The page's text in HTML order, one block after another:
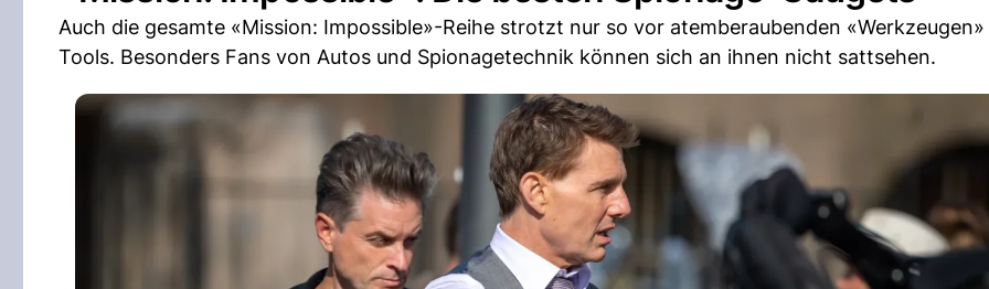
Auch die gesamte «Mission: Impossible»-Reihe strotzt nur so vor atemberaubenden
Tools. Besonders Fans von Autos und Spionagetechnik können sich an ihnen nicht sattsehen.